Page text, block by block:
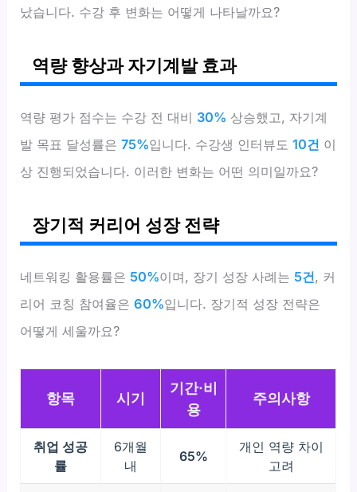
났습니다. 수강 후 변화는 어떻게 나타날까요?
역량 향상과 자기계발 효과
역량 평가 점수는 수강 전 대비 30% 상승했고, 자기계
발 목표 달성률은75%입니다. 수강생 인터뷰도10건 이
상 진행되었습니다. 이러한 변화는 어떤 의미일까요?
장기적 커리어 성장 전략
네트워킹 활용률은 50%이며, 장기 성장 사례는 5건, 커
리어 코칭 참여율은60%입니다. 장기적 성장 전략은
어떻게 세울까요?
항목 시기
기간·비
용
주의사항
취업 성공
률
6개월
내
65%
개인 역량 차이
고려